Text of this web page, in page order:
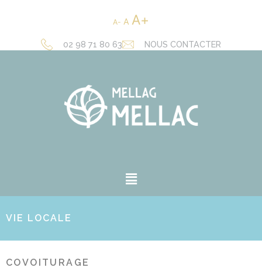
A A A
02 98 71 80 63 NOUS CONTACTER
VIE LOCALE
COVOITURAGE